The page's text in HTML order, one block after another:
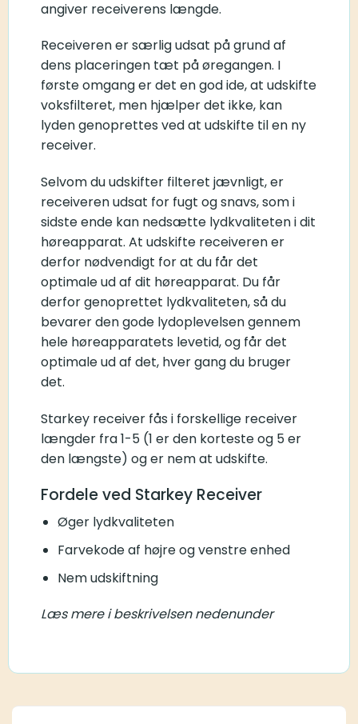
angiver receiverens længde.
Receiveren er særlig udsat på grund af
dens placeringen tæt på øregangen. I
første omgang er det en god ide, at udskifte
voksfilteret, men hjælper det ikke, kan
lyden genoprettes ved at udskifte til en ny
receiver.
Selvom du udskifter filteret jævnligt, er
receiveren udsat for fugt og snavs, som i
sidste ende kan nedsætte lydkvaliteten i dit
høreapparat. At udskifte receiveren er
derfor nødvendigt for at du får det
optimale ud af dit høreapparat. Du får
derfor genoprettet lydkvaliteten, så du
bevarer den gode lydoplevelsen gennem
hele høreapparatets levetid, og får det
optimale ud af det, hver gang du bruger
det.
Starkey receiver fås i forskellige receiver
længder fra 1-5 (1 er den korteste og 5 er
den længste) og er nem at udskifte.
Fordele ved Starkey Receiver
Øger lydkvaliteten
Farvekode af højre og venstre enhed
Nem udskiftning
Læs mere i beskrivelsen nedenunder